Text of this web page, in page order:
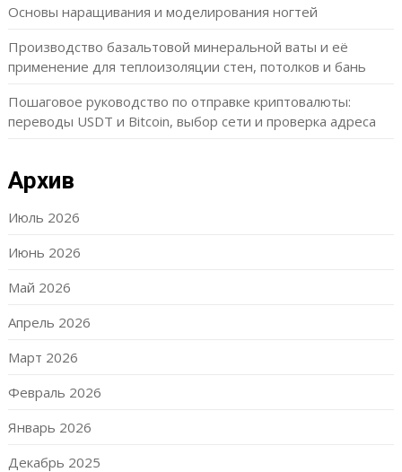
Основы наращивания и моделирования ногтей
Производство базальтовой минеральной ваты и её
применение для теплоизоляции стен, потолков и бань
Пошаговое руководство по отправке криптовалюты:
переводы USDT и Bitcoin, выбор сети и проверка адреса
Архив
Июль 2026
Июнь 2026
Май 2026
Апрель 2026
Март 2026
Февраль 2026
Январь 2026
Декабрь 2025